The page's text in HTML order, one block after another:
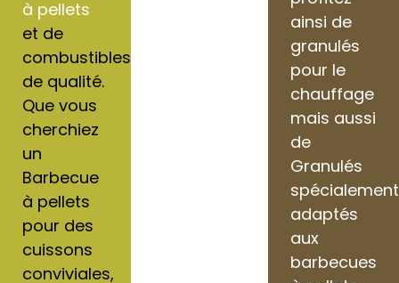
à pellets
et de
combustibles
de qualité.
Que vous
cherchiez
un
Barbecue
à pellets
pour des
cuissons
conviviales,
ainsi de
granulés
pour le
chauffage
mais aussi
de
Granulés
spécialement
adaptés
aux
barbecues